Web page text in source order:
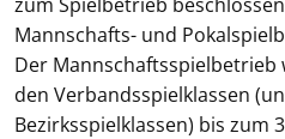
Mannschafts- und
Der Mannschaftsspielbetrieb
den Verbandsspielklassen
Bezirksspielklassen) bis zum